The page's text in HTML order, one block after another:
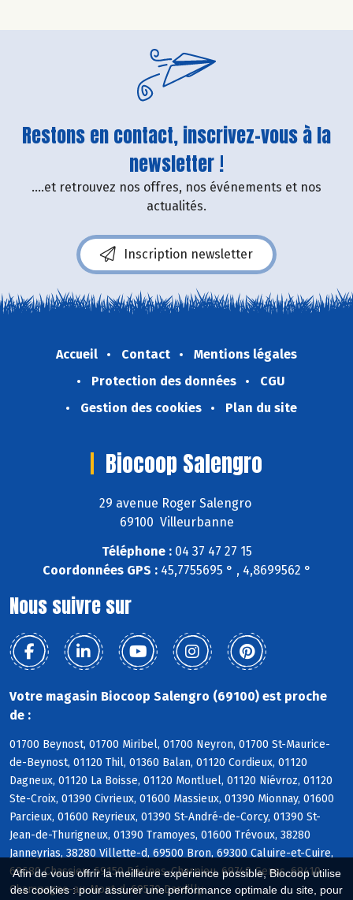
Afin de vous offrir la meilleure expérience possible, Biocoop utilise
des cookies : pour assurer une performance optimale du site, pour
Restons en contact, inscrivez-vous à la
newsletter !
....et retrouvez nos offres, nos événements et nos
actualités.
Inscription newsletter
Accueil Contact
Mentions légales
Protection des données
CGU
Gestion des cookies
Plan du site
Biocoop Salengro
29 avenue Roger Salengro
69100 Villeurbanne
Téléphone :04 37 47 27 15
Coordonnées GPS :45,7755695 ° , 4,8699562 °
Nous suivre sur
Votre magasin Biocoop Salengro (69100) est proche
de :
01700 Beynost, 01700 Miribel, 01700 Neyron, 01700 St-Maurice-
de-Beynost, 01120 Thil, 01360 Balan, 01120 Cordieux, 01120
Dagneux, 01120 La Boisse, 01120 Montluel, 01120 Niévroz, 01120
Ste-Croix, 01390 Civrieux, 01600 Massieux, 01390 Mionnay, 01600
Parcieux, 01600 Reyrieux, 01390 St-André-de-Corcy, 01390 St-
Jean-de-Thurigneux, 01390 Tramoyes, 01600 Trévoux, 38280
Janneyrias, 38280 Villette-d, 69500 Bron, 69300 Caluire-et-Cuire,
69680 Chassieu, 69150 Décines-Charpieu, 69740 Genas, 69410
Champagne-au-Mont-d, 69570 Dardilly